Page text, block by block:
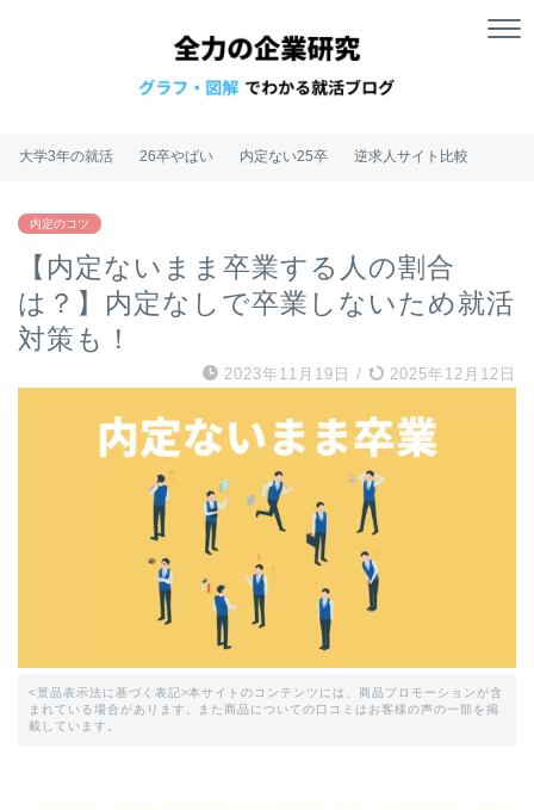
大学3年の就活 26卒やばい 内定ない25卒 逆求人サイト比較
内定のコツ
【内定ないまま卒業する人の割合
は？】内定なしで卒業しないため就活
対策も！
2023年11月19日 / 2025年12月12日
<景品表示法に基づく表記>本サイトのコンテンツには、商品プロモーションが含
まれている場合があります。また商品についての口コミはお客様の声の一部を掲
載しています。